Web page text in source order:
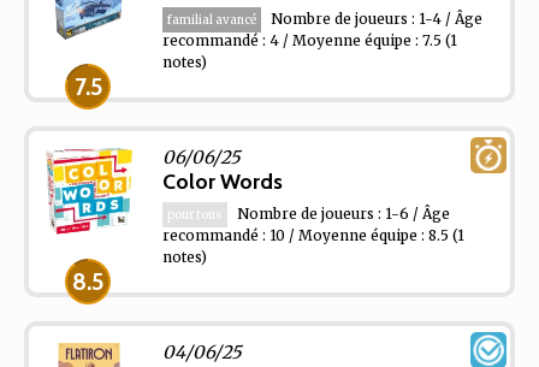
7.5
familial avancé
Nombre de joueurs : 1-4 / Âge
recommandé : 4 / Moyenne équipe : 7.5 (1
notes)
8.5
06/06/25
Color Words
pour tous
Nombre de joueurs : 1-6 / Âge
recommandé : 10 / Moyenne équipe : 8.5 (1
notes)
04/06/25